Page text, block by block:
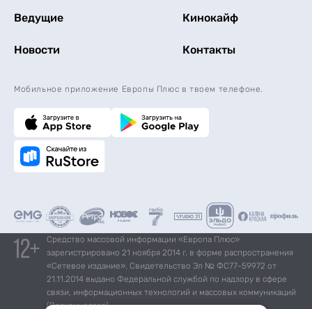
Ведущие Кинокайф
Новости Контакты
Мобильное приложение Европы Плюс в твоем телефоне.
Средство массовой информации «Европа Плюс»
зарегистрировано 21 ноября 2014 г. в форме распространения
«Сетевое издание». Свидетельство Эл № ФС77-59972 от
21.11.2014 выдано Федеральной службой по надзору в сфере
связи, информационных технологий и массовых коммуникаций
(Роскомнадзор).